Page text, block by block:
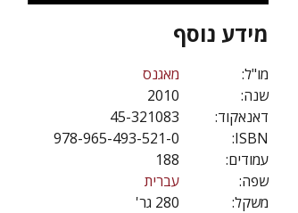
מידע נוסף
מו"ל:
מאגנס
שנה:
2010
דאנאקוד:
45-321083
ISBN:
978-965-493-521-0
עמודים:
188
שפה:
עברית
משקל:
280 גר'